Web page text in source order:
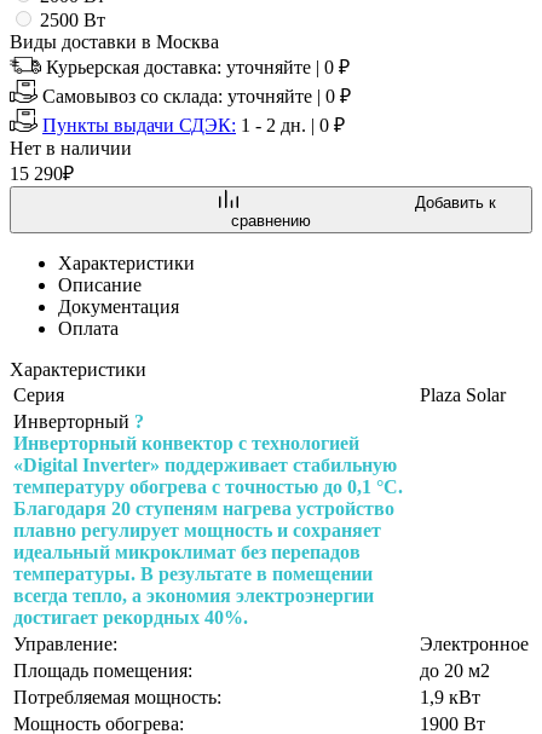
2500 Вт
Виды доставки в Москва
Курьерская доставка: уточняйте | 0 ₽
Самовывоз со склада: уточняйте | 0 ₽
Пункты выдачи СДЭК: 1 - 2 дн. | 0 ₽
Нет в наличии
15 290₽
Добавить к
сравнению
Характеристики
Описание
Документация
Оплата
Характеристики
Серия
Plaza Solar
Инверторный ?
Инверторный конвектор с технологией
«Digital Inverter» поддерживает стабильную
температуру обогрева с точностью до 0,1 °C.
Благодаря 20 ступеням нагрева устройство
плавно регулирует мощность и сохраняет
идеальный микроклимат без перепадов
температуры. В результате в помещении
всегда тепло, а экономия электроэнергии
достигает рекордных 40%.
Управление:
Электронное
Площадь помещения:
до 20 м2
Потребляемая мощность:
1,9 кВт
Мощность обогрева:
1900 Вт